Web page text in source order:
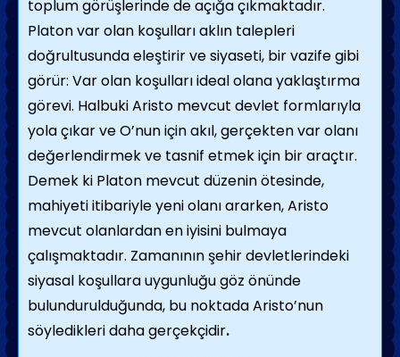
toplum görüşlerinde de açığa çıkmaktadır.
Platon var olan koşulları aklın talepleri
doğrultusunda eleştirir ve siyaseti, bir vazife gibi
görür: Var olan koşulları ideal olana yaklaştırma
görevi. Halbuki Aristo mevcut devlet formlarıyla
yola çıkar ve O’nun için akıl, gerçekten var olanı
değerlendirmek ve tasnif etmek için bir araçtır.
Demek ki Platon mevcut düzenin ötesinde,
mahiyeti itibariyle yeni olanı ararken, Aristo
mevcut olanlardan en iyisini bulmaya
çalışmaktadır. Zamanının şehir devletlerindeki
siyasal koşullara uygunluğu göz önünde
bulundurulduğunda, bu noktada Aristo’nun
söyledikleri daha gerçekçidir.